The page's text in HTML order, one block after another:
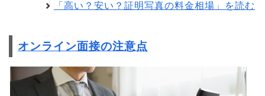
「高い？安い？証明写真の料金相場」を読む
オンライン面接の注意点